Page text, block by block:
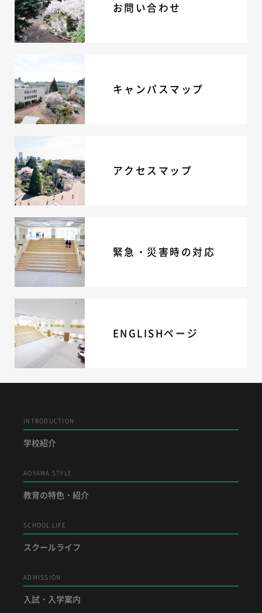
お問い合わせ
キャンパスマップ
アクセスマップ
緊急・災害時の対応
ENGLISHページ
INTRODUCTION
学校紹介
AOYAMA STYLE
教育の特色・紹介
SCHOOL LIFE
スクールライフ
ADMISSION
入試・入学案内